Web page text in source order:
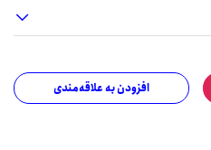
افزودن به علاقه‌مندی